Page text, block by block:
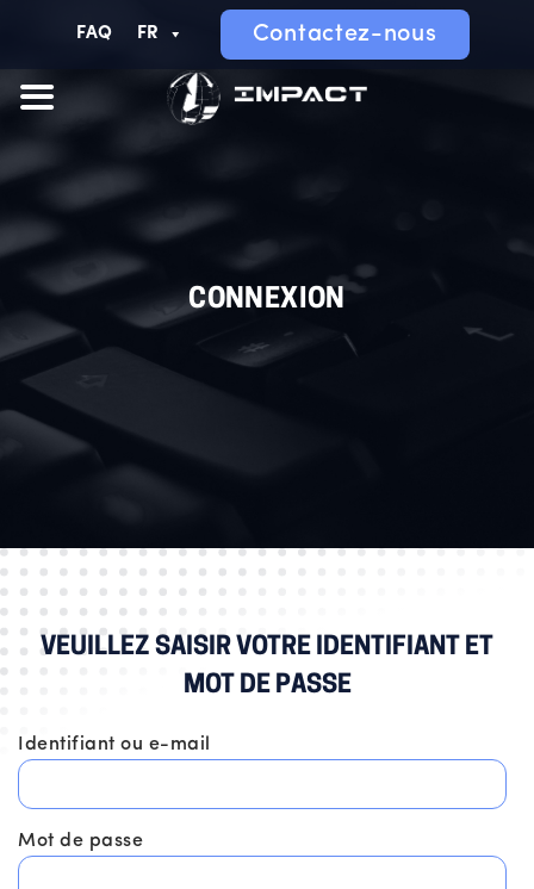
FAQ FR Contactez-nous
CONNEXION
VEUILLEZ SAISIR VOTRE IDENTIFIANT ET
MOT DE PASSE
Identifiant ou e-mail
Mot de passe